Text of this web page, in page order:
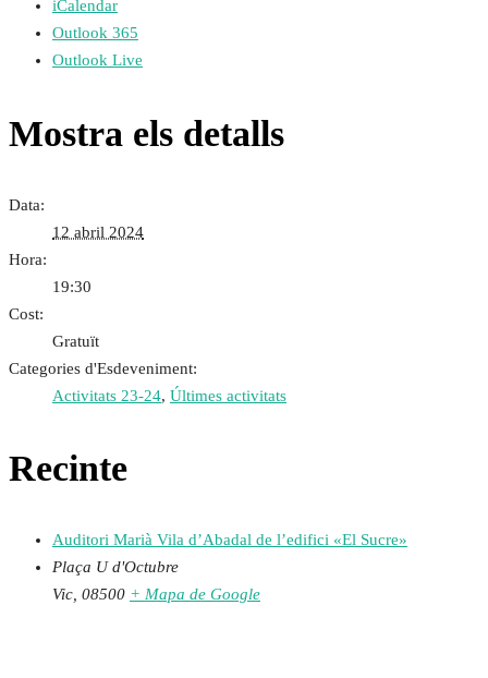
iCalendar
Outlook 365
Outlook Live
Mostra els detalls
Data:
12 abril 2024
Hora:
19:30
Cost:
Gratuït
Categories d'Esdeveniment:
Activitats 23-24, Últimes activitats
Recinte
Auditori Marià Vila d’Abadal de l’edifici «El Sucre»
Plaça U d'Octubre
Vic, 08500 + Mapa de Google